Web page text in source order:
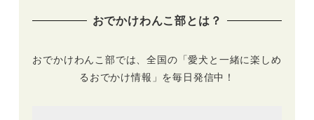
さん（京セラドーム
属展⽰場）1/6-1/7
おでかけわんこ部とは？
おでかけわんこ部では、全国の「愛犬と一緒に楽しめ
るおでかけ情報」を毎日発信中！